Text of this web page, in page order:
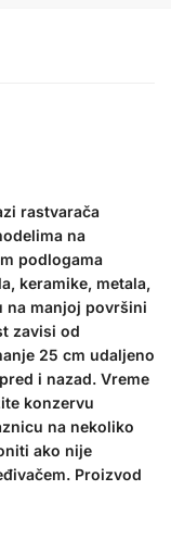
rastvarača
na
podlogama
keramike, metala,
na manjoj površini
zavisi od
25 cm udaljeno
i nazad. Vreme
konzervu
na nekoliko
ako nije
Proizvod